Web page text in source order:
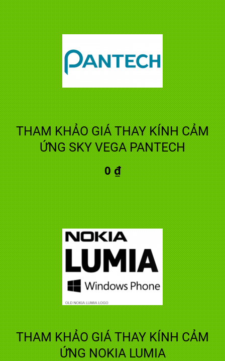
THAM KHẢO GIÁ THAY KÍNH CẢM
ỨNG SKY VEGA PANTECH
0 ₫
THAM KHẢO GIÁ THAY KÍNH CẢM
ỨNG NOKIA LUMIA